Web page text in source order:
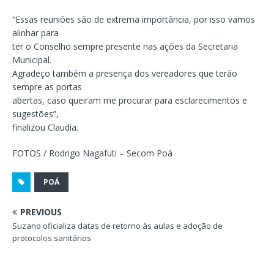
“Essas reuniões são de extrema importância, por isso vamos
alinhar para
ter o Conselho sempre presente nas ações da Secretaria
Municipal.
Agradeço também a presença dos vereadores que terão
sempre as portas
abertas, caso queiram me procurar para esclarecimentos e
sugestões”,
finalizou Claudia.
FOTOS / Rodrigo Nagafuti – Secom Poá
POÁ
PREVIOUS
Suzano oficializa datas de retorno às aulas e adoção de
protocolos sanitários